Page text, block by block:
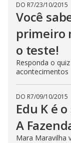
DO R7/23/10/2015
Você
primeiro
o teste!
Responda o
acontecimentos
DO R7/09/10/2015
Edu K é
A
Mara Maravilha